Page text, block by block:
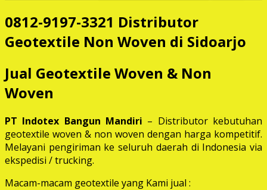
0812-9197-3321 Distributor
Geotextile Non Woven di Sidoarjo
Jual Geotextile Woven & Non
Woven
PT Indotex Bangun Mandiri – Distributor kebutuhan
geotextile woven & non woven dengan harga kompetitif.
Melayani pengiriman ke seluruh daerah di Indonesia via
ekspedisi / trucking.
Macam-macam geotextile yang Kami jual :